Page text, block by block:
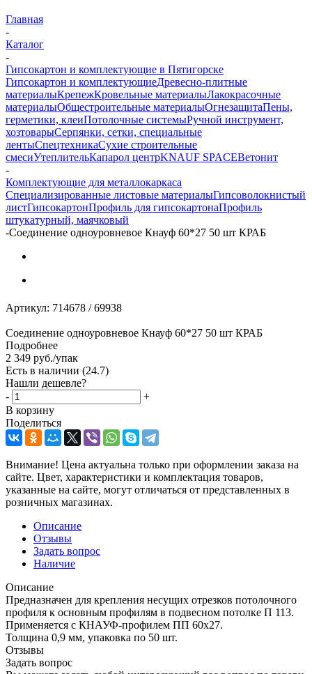
Главная
-
Каталог
-
Гипсокартон и комплектующие в Пятигорске
Гипсокартон и комплектующиеДревесно-плитные
материалыКрепежКровельные материалыЛакокрасочные
материалыОбщестроительные материалыОгнезащитаПены,
герметики, клеиПотолочные системыРучной инструмент,
хозтоварыСерпянки, сетки, специальные
лентыСпецтехникаСухие строительные
смесиУтеплительКапарол центрKNAUF SPACEВетонит
-
Комплектующие для металлокаркаса
Специализированные листовые материалыГипсоволокнистый
листГипсокартонПрофиль для гипсокартонаПрофиль
штукатурный, маячковый
-Соединение одноуровневое Кнауф 60*27 50 шт КРАБ
Артикул: 714678 / 69938
Соединение одноуровневое Кнауф 60*27 50 шт КРАБ
Подробнее
2 349 руб./упак
Есть в наличии (24.7)
Нашли дешевле?
-
+
В корзину
Поделиться
Внимание! Цена актуальна только при оформлении заказа на
сайте. Цвет, характеристики и комплектация товаров,
указанные на сайте, могут отличаться от представленных в
розничных магазинах.
Описание
Отзывы
Задать вопрос
Наличие
Описание
Предназначен для крепления несущих отрезков потолочного
профиля к основным профилям в подвесном потолке П 113.
Применяется с КНАУФ-профилем ПП 60х27.
Толщина 0,9 мм, упаковка по 50 шт.
Отзывы
Задать вопрос